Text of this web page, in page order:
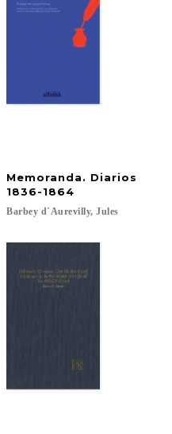
unspeakable
Memoranda. Diarios
1836-1864
Barbey d´Aurevilly, Jules